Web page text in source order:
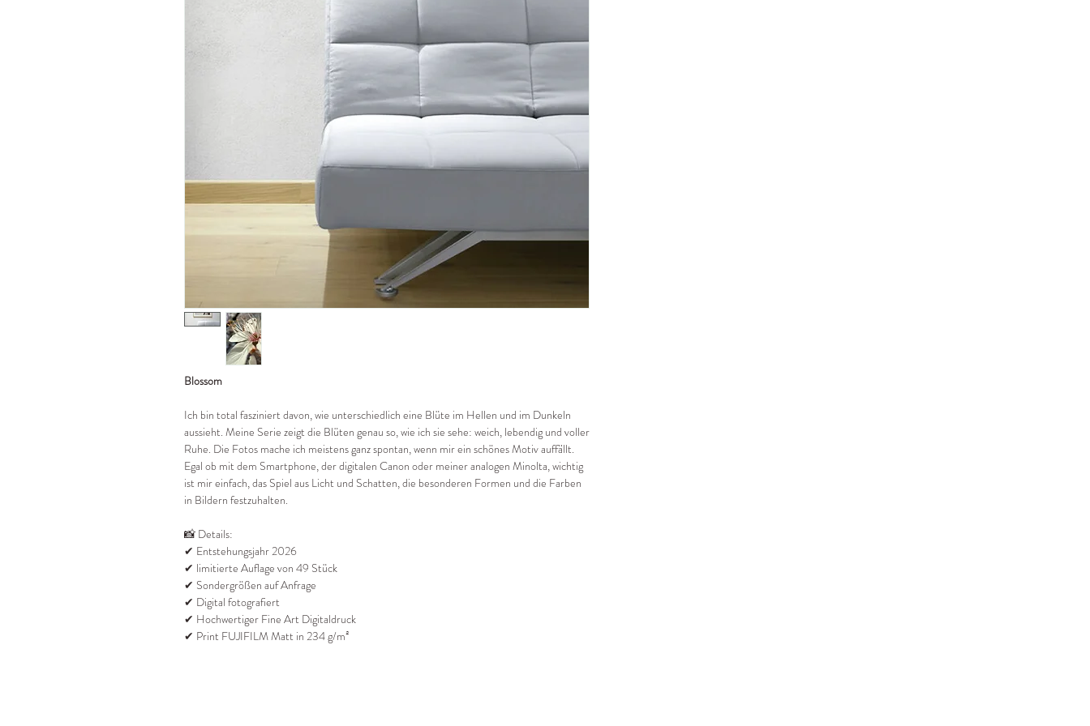
Blossom
Ich bin total fasziniert davon, wie unterschiedlich eine Blüte im Hellen und im Dunkeln
aussieht. Meine Serie zeigt die Blüten genau so, wie ich sie sehe: weich, lebendig und voller
Ruhe. Die Fotos mache ich meistens ganz spontan, wenn mir ein schönes Motiv auffällt.
Egal ob mit dem Smartphone, der digitalen Canon oder meiner analogen Minolta, wichtig
ist mir einfach, das Spiel aus Licht und Schatten, die besonderen Formen und die Farben
in Bildern festzuhalten.
📸 Details:
✔ Entstehungsjahr 2026
✔ limitierte Auflage von 49 Stück
✔ Sondergrößen auf Anfrage
✔ Digital fotografiert
✔ Hochwertiger Fine Art Digitaldruck
✔ Print FUJIFILM Matt in 234 g/m²